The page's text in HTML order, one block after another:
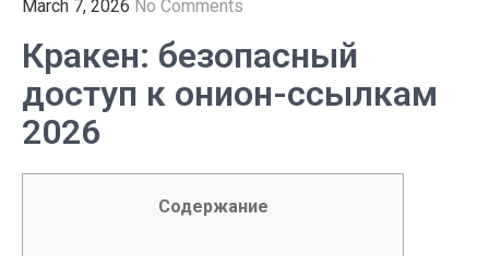
March 7, 2026 No Comments
Кракен: безопасный
доступ к онион-ссылкам
2026
Содержание